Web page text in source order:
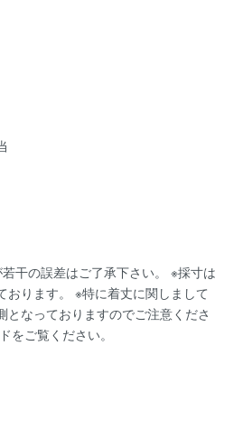
干の誤差はご了承下さい。 ※採寸は
おります。 ※特に着丈に関しまして
となっておりますのでご注意くださ
をご覧ください。